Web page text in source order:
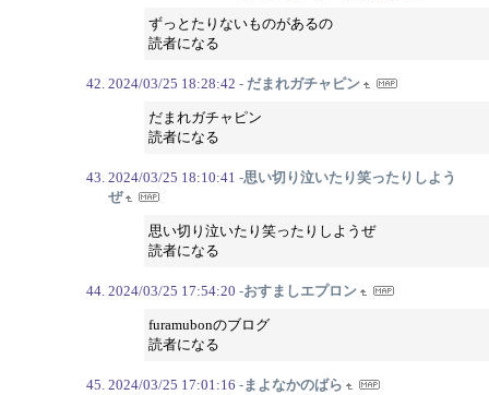
ずっとたりないものがあるの
読者になる
2024/03/25 18:28:42 - だまれガチャピン
だまれガチャピン
読者になる
2024/03/25 18:10:41 -思い切り泣いたり笑ったりしよう
ぜ
思い切り泣いたり笑ったりしようぜ
読者になる
2024/03/25 17:54:20 -おすましエプロン
furamubonのブログ
読者になる
2024/03/25 17:01:16 -まよなかのばら